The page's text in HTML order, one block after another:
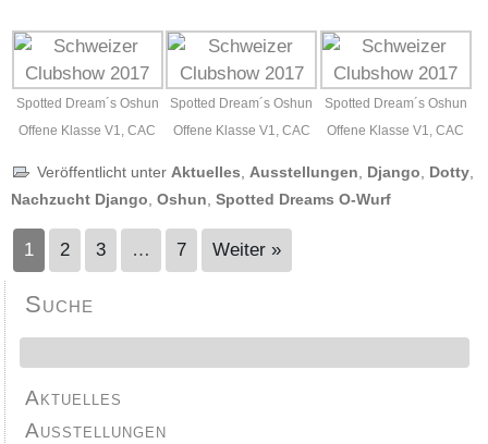
Spotted Dream´s Oshun
Offene Klasse V1, CAC
Spotted Dream´s Oshun
Offene Klasse V1, CAC
Spotted Dream´s Oshun
Offene Klasse V1, CAC
Veröffentlicht unter Aktuelles,Ausstellungen, Django, Dotty,
Nachzucht Django,Oshun,Spotted Dreams O-Wurf
1 2 3 … 7 Weiter »
Suche
Aktuelles
Ausstellungen